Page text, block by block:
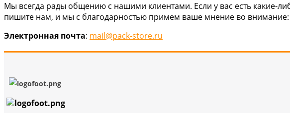
Мы всегда рады общению с нашими клиентами. Если у вас есть какие-
пишите нам, и мы с благодарностью примем ваше мнение во внимание:
Электронная почта: mail@pack-store.ru